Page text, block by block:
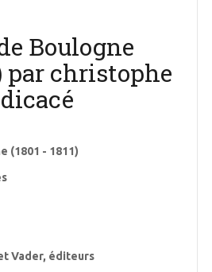
Boulogne
par christophe
(1801 - 1811)
Vader, éditeurs